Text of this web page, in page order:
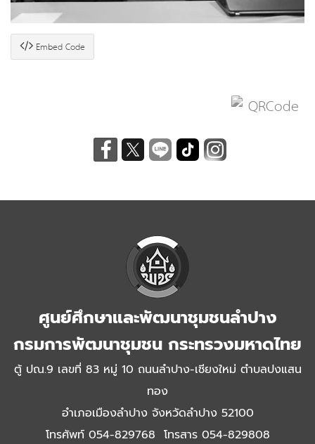
Embed Code
ศูนย์ศึกษาและพัฒนาชุมชนลำปาง
กรมการพัฒนาชุมชน กระทรวงมหาดไทย
ตู้ ปณ.9 เลขที่ 83 หมู่ 10 ถนนลำปาง-เชียงใหม่ ตำบลปงแสน
ทอง
อำเภอเมืองลำปาง จังหวัดลำปาง 52100
โทรศัพท์ 054-829768 โทรสาร 054-829808